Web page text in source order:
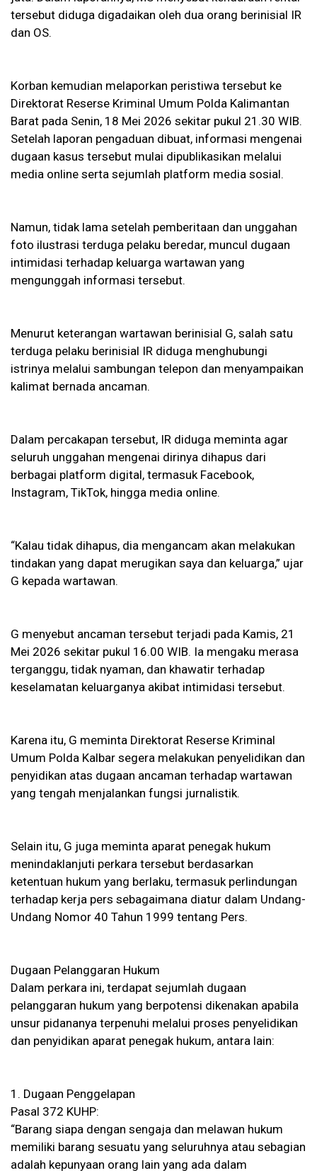
tersebut diduga digadaikan oleh dua orang berinisial IR
dan OS.
Korban kemudian melaporkan peristiwa tersebut ke
Direktorat Reserse Kriminal Umum Polda Kalimantan
Barat pada Senin, 18 Mei 2026 sekitar pukul 21.30 WIB.
Setelah laporan pengaduan dibuat, informasi mengenai
dugaan kasus tersebut mulai dipublikasikan melalui
media online serta sejumlah platform media sosial.
Namun, tidak lama setelah pemberitaan dan unggahan
foto ilustrasi terduga pelaku beredar, muncul dugaan
intimidasi terhadap keluarga wartawan yang
mengunggah informasi tersebut.
Menurut keterangan wartawan berinisial G, salah satu
terduga pelaku berinisial IR diduga menghubungi
istrinya melalui sambungan telepon dan menyampaikan
kalimat bernada ancaman.
Dalam percakapan tersebut, IR diduga meminta agar
seluruh unggahan mengenai dirinya dihapus dari
berbagai platform digital, termasuk Facebook,
Instagram, TikTok, hingga media online.
“Kalau tidak dihapus, dia mengancam akan melakukan
tindakan yang dapat merugikan saya dan keluarga,” ujar
G kepada wartawan.
G menyebut ancaman tersebut terjadi pada Kamis, 21
Mei 2026 sekitar pukul 16.00 WIB. Ia mengaku merasa
terganggu, tidak nyaman, dan khawatir terhadap
keselamatan keluarganya akibat intimidasi tersebut.
Karena itu, G meminta Direktorat Reserse Kriminal
Umum Polda Kalbar segera melakukan penyelidikan dan
penyidikan atas dugaan ancaman terhadap wartawan
yang tengah menjalankan fungsi jurnalistik.
Selain itu, G juga meminta aparat penegak hukum
menindaklanjuti perkara tersebut berdasarkan
ketentuan hukum yang berlaku, termasuk perlindungan
terhadap kerja pers sebagaimana diatur dalam Undang-
Undang Nomor 40 Tahun 1999 tentang Pers.
Dugaan Pelanggaran Hukum
Dalam perkara ini, terdapat sejumlah dugaan
pelanggaran hukum yang berpotensi dikenakan apabila
unsur pidananya terpenuhi melalui proses penyelidikan
dan penyidikan aparat penegak hukum, antara lain:
1. Dugaan Penggelapan
Pasal 372 KUHP:
“Barang siapa dengan sengaja dan melawan hukum
memiliki barang sesuatu yang seluruhnya atau sebagian
adalah kepunyaan orang lain yang ada dalam